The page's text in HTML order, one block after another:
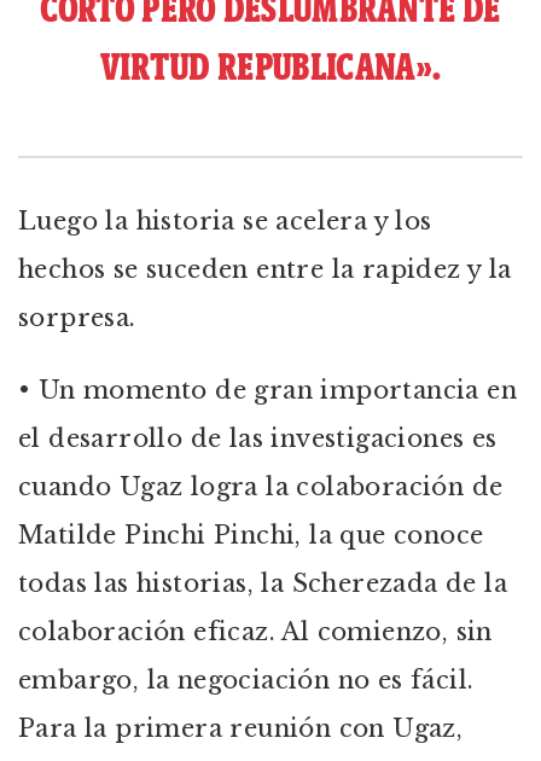
VIRTUD REPUBLICANA».
Luego la historia se acelera y los
hechos se suceden entre la rapidez y la
sorpresa.
• Un momento de gran importancia en
el desarrollo de las investigaciones es
cuando Ugaz logra la colaboración de
Matilde Pinchi Pinchi, la que conoce
todas las historias, la Scherezada de la
colaboración eficaz. Al comienzo, sin
embargo, la negociación no es fácil.
Para la primera reunión con Ugaz,